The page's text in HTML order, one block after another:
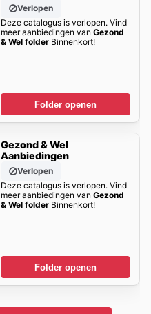
Verlopen
Deze catalogus is verlopen. Vind
meer aanbiedingen van Gezond
& Wel folderBinnenkort!
Folder openen
Gezond & Wel
Aanbiedingen
Verlopen
Deze catalogus is verlopen. Vind
meer aanbiedingen van Gezond
& Wel folderBinnenkort!
Folder openen